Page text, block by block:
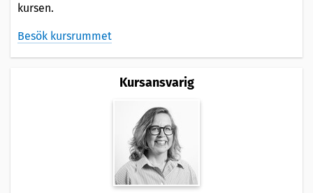
kursen.
Besök kursrummet
Kursansvarig